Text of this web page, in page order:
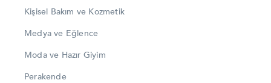
Kişisel Bakım ve Kozmetik
Medya ve Eğlence
Moda ve Hazır Giyim
Perakende